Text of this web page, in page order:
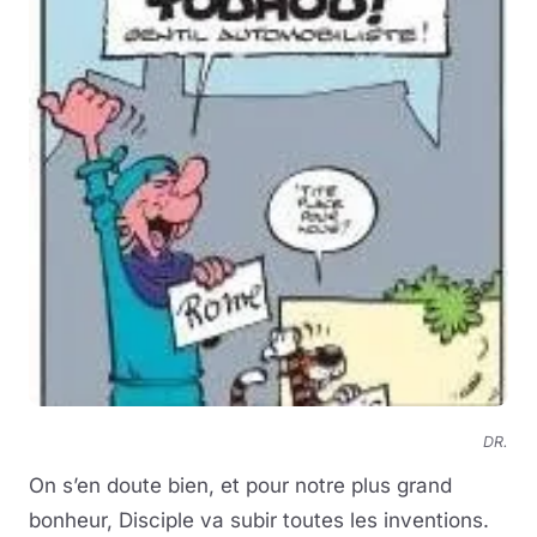
DR.
On s’en doute bien, et pour notre plus grand
bonheur, Disciple va subir toutes les inventions.